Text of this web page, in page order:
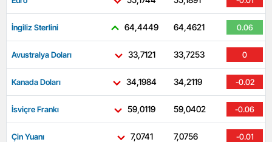
İngiliz Sterlini 64,4449 64,4621 0.06
Avustralya Doları 33,7121 33,7253 0
Kanada Doları 34,1984 34,2119 -0.02
İsviçre Frankı 59,0119 59,0402 -0.06
Çin Yuanı 7,0741 7,0756 -0.01